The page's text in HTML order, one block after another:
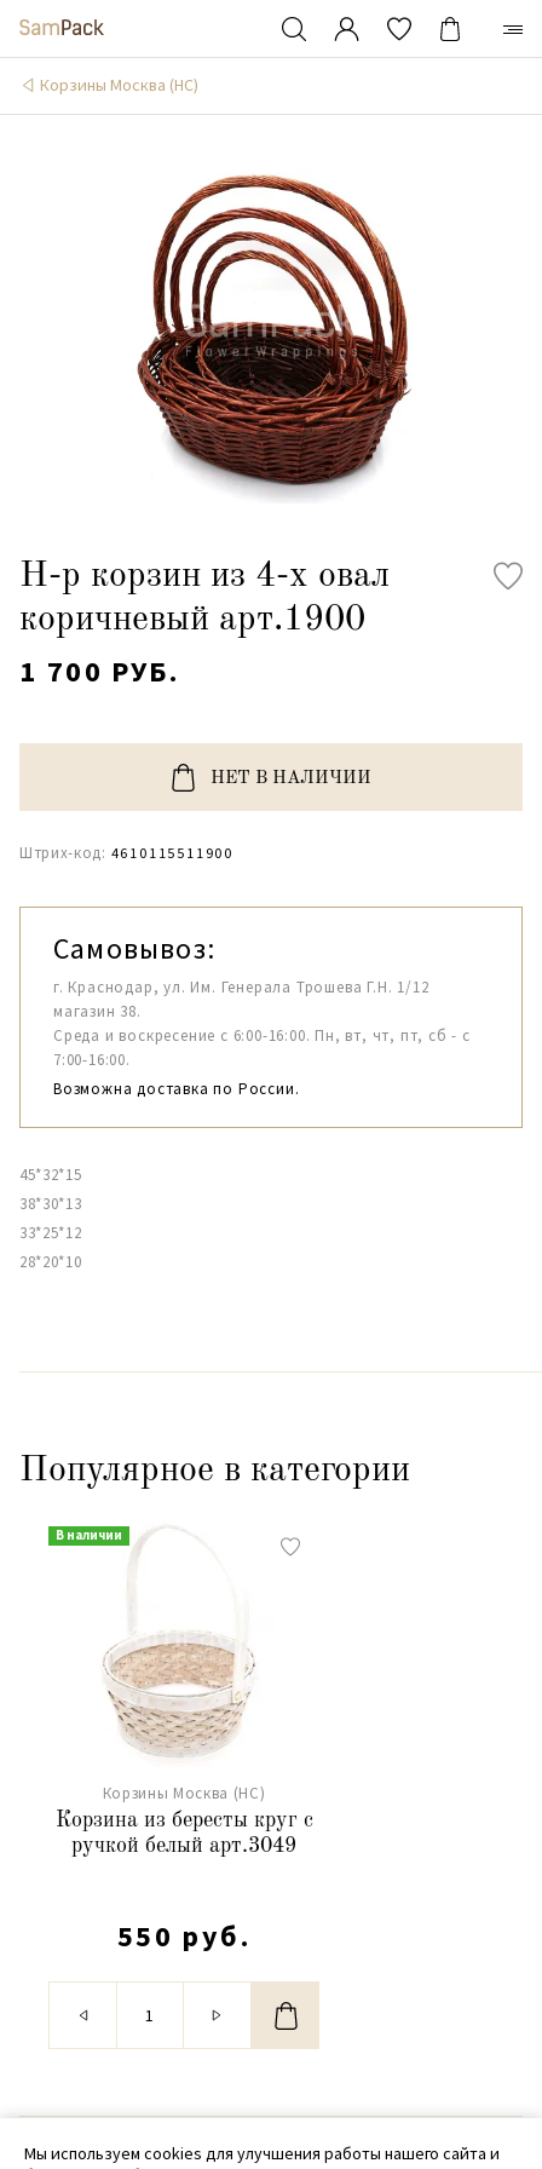
Корзины Москва (НС)
Н-р корзин из 4-х овал
коричневый арт.1900
1 700 РУБ.
НЕТ В НАЛИЧИИ
Штрих-код: 4610115511900
Самовывоз:
г. Краснодар, ул. Им. Генерала Трошева Г.Н. 1/12
магазин 38.
Среда и воскресение с 6:00-16:00. Пн, вт, чт, пт, сб - с
7:00-16:00.
Возможна доставка по России.
45*32*15
38*30*13
33*25*12
28*20*10
Популярное в категории
В наличии
Корзины Москва (НС)
Корзина из бересты круг с
ручкой белый арт.3049
550 руб.
© 2020 - 2026 SamPack
Мы используем cookies для улучшения работы нашего сайта и